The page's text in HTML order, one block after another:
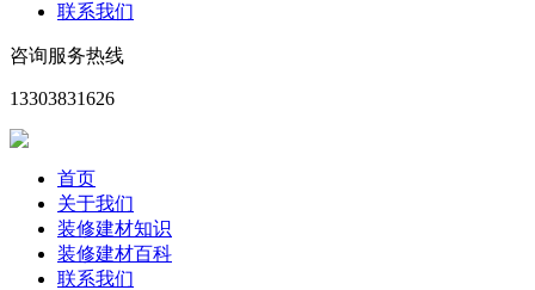
联系我们
咨询服务热线
13303831626
首页
关于我们
装修建材知识
装修建材百科
联系我们